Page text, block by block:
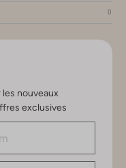
nouveaux
exclusives